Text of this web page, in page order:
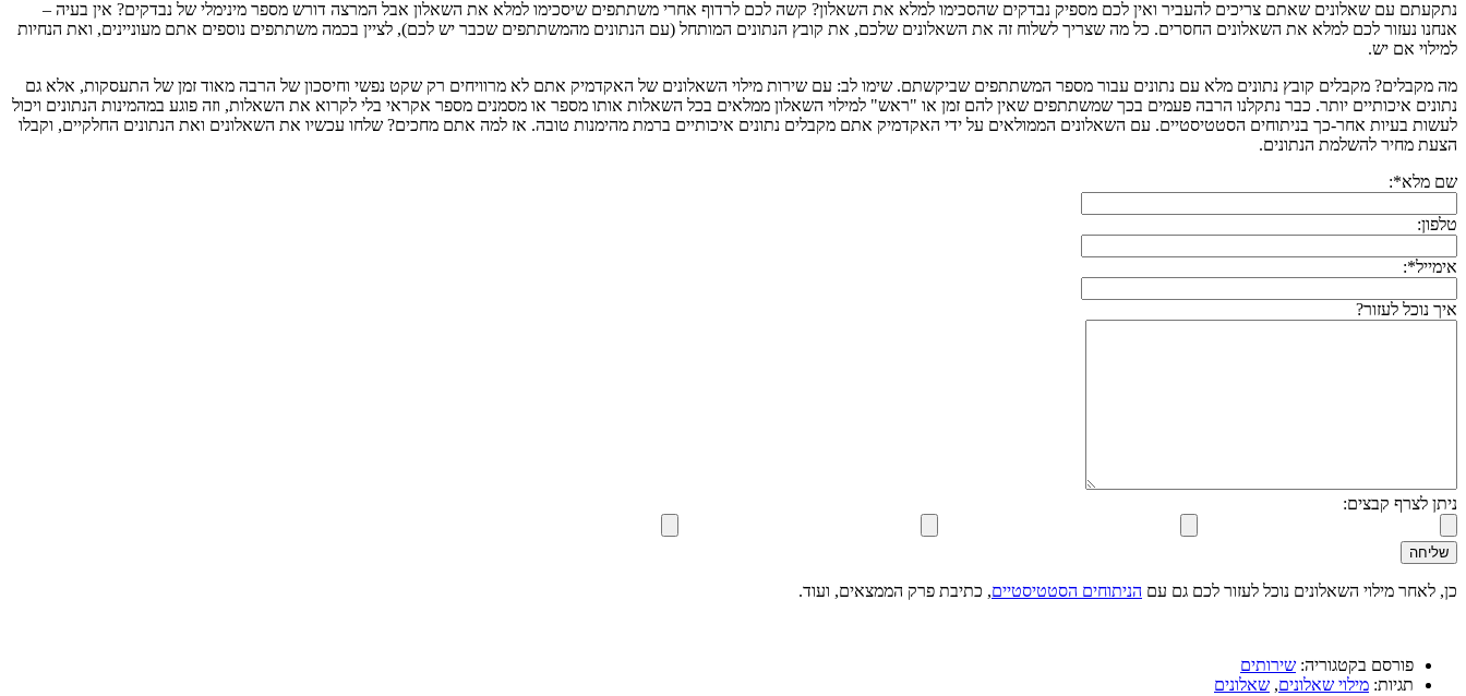
נתקעתם עם שאלונים שאתם צריכים להעביר ואין לכם מספיק נבדקים שהסכימו למלא את השאלון? קשה לכם לרדוף אחרי משתתפים שיסכימו למלא את השאלון אבל המרצה דורש מספר מינימלי של נבדקים? אין בעיה –
אנחנו נעזור לכם למלא את השאלונים החסרים. כל מה שצריך לשלוח זה את השאלונים שלכם, את קובץ הנתונים המותחל (עם הנתונים מהמשתתפים שכבר יש לכם), לציין בכמה משתתפים נוספים אתם מעוניינים, ואת הנחיות
למילוי אם יש.
מה מקבלים? מקבלים קובץ נתונים מלא עם נתונים עבור מספר המשתתפים שביקשתם. שימו לב: עם שירות מילוי השאלונים של האקדמיק אתם לא מרוויחים רק שקט נפשי וחיסכון של הרבה מאוד זמן של התעסקות, אלא גם
נתונים איכותיים יותר. כבר נתקלנו הרבה פעמים בכך שמשתתפים שאין להם זמן או "ראש" למילוי השאלון ממלאים בכל השאלות אותו מספר או מסמנים מספר אקראי בלי לקרוא את השאלות, וזה פוגע במהמינות הנתונים ויכול
לעשות בעיות אחר-כך בניתוחים הסטטיסטיים. עם השאלונים הממולאים על ידי האקדמיק אתם מקבלים נתונים איכותיים ברמת מהימנות טובה. אז למה אתם מחכים? שלחו עכשיו את השאלונים ואת הנתונים החלקיים, וקבלו
הצעת מחיר להשלמת הנתונים.
שם מלא*:
טלפון:
אימייל*:
איך נוכל לעזור?
ניתן לצרף קבצים:
כן, לאחר מילוי השאלונים נוכל לעזור לכם גם עם הניתוחים הסטטיסטיים, כתיבת פרק הממצאים, ועוד.
פורסם בקטגוריה: שירותים
תגיות: מילוי שאלונים, שאלונים